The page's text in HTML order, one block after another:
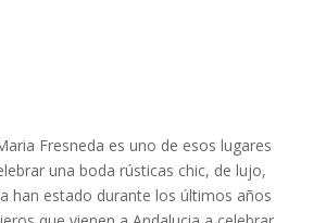
Fresneda es uno de esos lugares
una boda rústicas chic, de lujo,
han estado durante los últimos años